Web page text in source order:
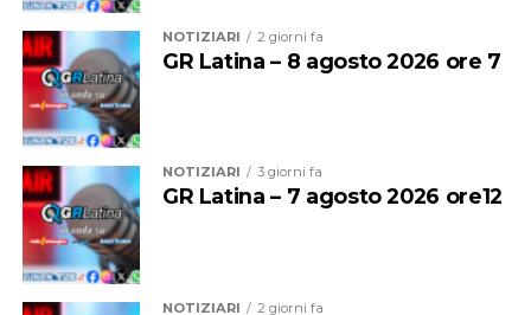
Nel 2025 Alessandro ha inoltre conseguito la
federale di Allenatore, che gli consente di guidare
formazioni d’Eccellenza e squadre senior fino alla Serie
B Nazionale, un ulteriore tassello nel suo percorso di
crescita tecnica.
Una crescita costante che oggi la società sceglie di
mettere nuovamente al servizio del proprio settore
giovanile, con la convinzione che investire nelle persone
significhi investire nel futuro del club.
NOTIZIARI 2 giorni fa
GR Latina – 8 agosto 2026 ore 7
NOTIZIARI 3 giorni fa
GR Latina – 7 agosto 2026 ore12
NOTIZIARI 2 giorni fa